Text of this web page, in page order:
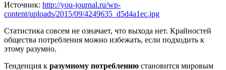
Источник: http://you-journal.ru/wp-
content/uploads/2015/09/4249635_d5d4a1ec.jpg
Статистика совсем не означает, что выхода нет. Крайностей
общества потребления можно избежать, если подходить к
этому разумно.
Тенденция к разумному потреблению становится мировым